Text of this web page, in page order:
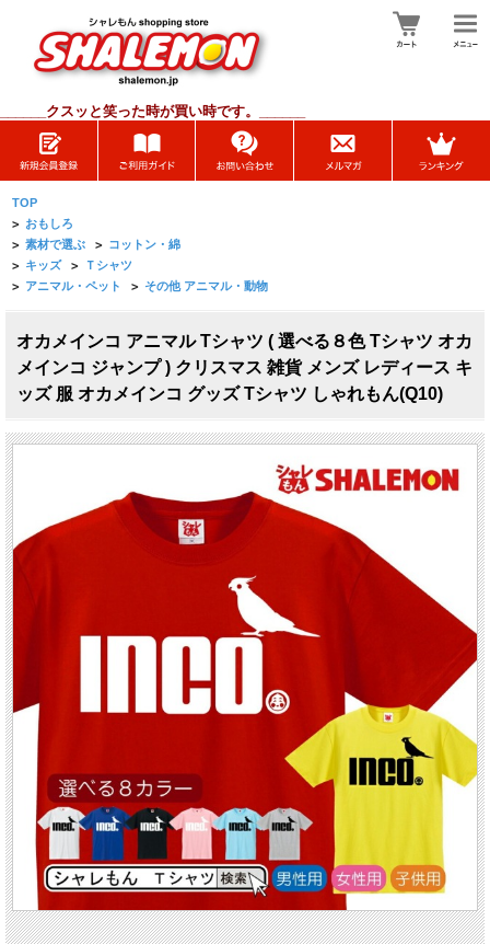
クスッと笑った時が買い時です。______
TOP
> おもしろ
> 素材で選ぶ > コットン・綿
> キッズ > Ｔシャツ
> アニマル・ペット > その他 アニマル・動物
オカメインコ アニマル Tシャツ ( 選べる８色 Tシャツ オカ
メインコ ジャンプ ) クリスマス 雑貨 メンズ レディース キ
ッズ 服 オカメインコ グッズ Tシャツ しゃれもん(Q10)